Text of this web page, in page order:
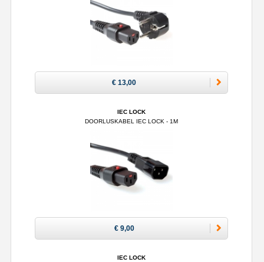
€ 13,00
IEC LOCK
DOORLUSKABEL IEC LOCK - 1M
€ 9,00
IEC LOCK